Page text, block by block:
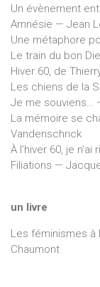
Un évènement
Amnésie — Jean
Une métaphore
Le train du bon
Hiver 60, de
Les chiens de la
Je me souviens…
La mémoire se
Vandenschrick
À l’hiver 60, je
Filiations —
un livre
Les féminismes à
Chaumont